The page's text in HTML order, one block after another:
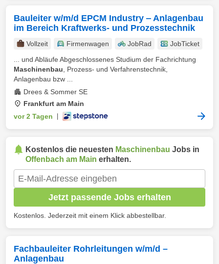
Bauleiter w/m/d EPCM Industry ‒ Anlagenbau
im Bereich Kraftwerks- und Prozesstechnik
Vollzeit Firmenwagen JobRad
JobTicket
... und Abläufe Abgeschlossenes Studium der Fachrichtung
Maschinenbau , Prozess- und Verfahrenstechnik,
Anlagenbau bzw ...
Drees & Sommer SE
Frankfurt am Main
vor 2 Tagen
Kostenlos die neuesten Maschinenbau Jobs in
Offenbach am Main erhalten.
Jetzt passende Jobs erhalten
Kostenlos. Jederzeit mit einem Klick abbestellbar.
Fachbauleiter Rohrleitungen w/m/d –
Anlagenbau